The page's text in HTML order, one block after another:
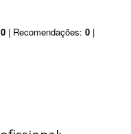
0 | Recomendações: 0 |